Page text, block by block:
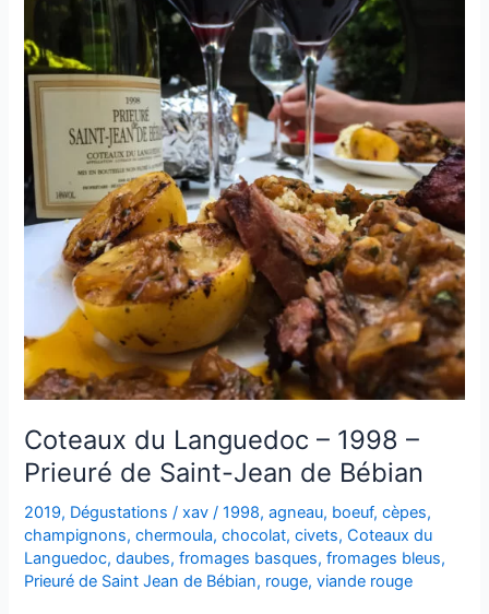
Burmester
Coteaux du Languedoc – 1998 –
Prieuré de Saint-Jean de Bébian
2019, Dégustations /xav/1998,agneau, boeuf,cèpes,
champignons,chermoula,chocolat,civets,Coteaux du
Languedoc,daubes,fromages basques,fromages bleus,
Prieuré de Saint Jean de Bébian, rouge,viande rouge